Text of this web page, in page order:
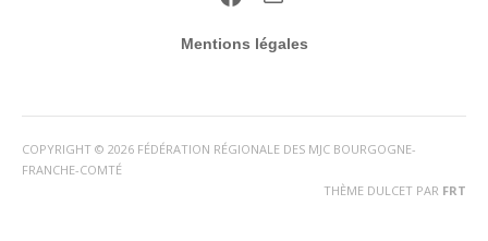
Facebook
mail
Mentions légales
COPYRIGHT © 2026 FÉDÉRATION RÉGIONALE DES MJC BOURGOGNE-
FRANCHE-COMTÉ
THÈME DULCET PAR FRT